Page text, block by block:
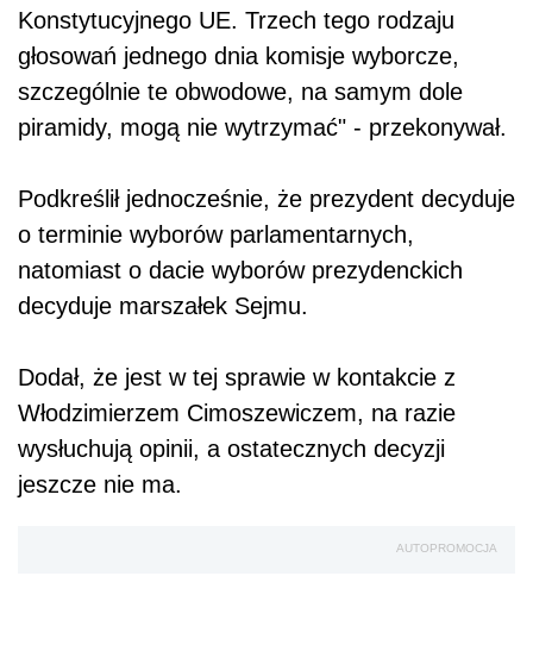
Konstytucyjnego UE. Trzech tego rodzaju
głosowań jednego dnia komisje wyborcze,
szczególnie te obwodowe, na samym dole
piramidy, mogą nie wytrzymać" - przekonywał.
Podkreślił jednocześnie, że prezydent decyduje
o terminie wyborów parlamentarnych,
natomiast o dacie wyborów prezydenckich
decyduje marszałek Sejmu.
Dodał, że jest w tej sprawie w kontakcie z
Włodzimierzem Cimoszewiczem, na razie
wysłuchują opinii, a ostatecznych decyzji
jeszcze nie ma.
AUTOPROMOCJA